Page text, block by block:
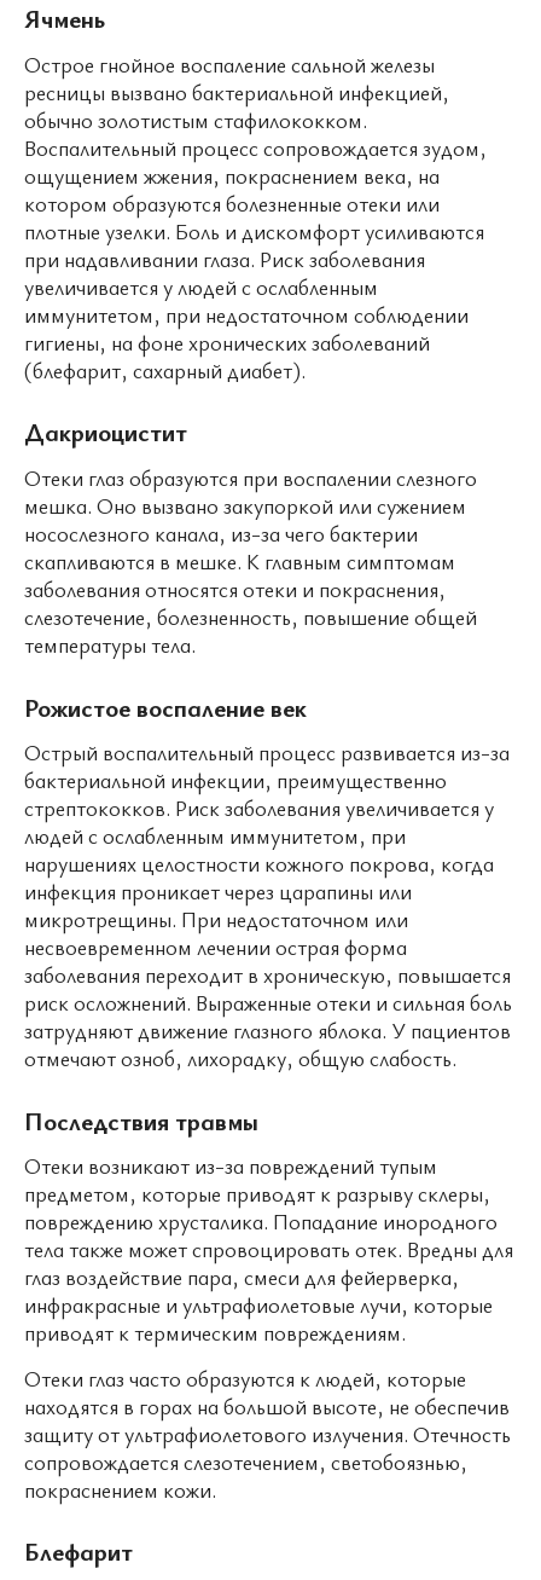
Ячмень
Острое гнойное воспаление сальной железы
ресницы вызвано бактериальной инфекцией,
обычно золотистым стафилококком.
Воспалительный процесс сопровождается зудом,
ощущением жжения, покраснением века, на
котором образуются болезненные отеки или
плотные узелки. Боль и дискомфорт усиливаются
при надавливании глаза. Риск заболевания
увеличивается у людей с ослабленным
иммунитетом, при недостаточном соблюдении
гигиены, на фоне хронических заболеваний
(блефарит, сахарный диабет).
Дакриоцистит
Отеки глаз образуются при воспалении слезного
мешка. Оно вызвано закупоркой или сужением
носослезного канала, из-за чего бактерии
скапливаются в мешке. К главным симптомам
заболевания относятся отеки и покраснения,
слезотечение, болезненность, повышение общей
температуры тела.
Рожистое воспаление век
Острый воспалительный процесс развивается из-за
бактериальной инфекции, преимущественно
стрептококков. Риск заболевания увеличивается у
людей с ослабленным иммунитетом, при
нарушениях целостности кожного покрова, когда
инфекция проникает через царапины или
микротрещины. При недостаточном или
несвоевременном лечении острая форма
заболевания переходит в хроническую, повышается
риск осложнений. Выраженные отеки и сильная боль
затрудняют движение глазного яблока. У пациентов
отмечают озноб, лихорадку, общую слабость.
Последствия травмы
Отеки возникают из-за повреждений тупым
предметом, которые приводят к разрыву склеры,
повреждению хрусталика. Попадание инородного
тела также может спровоцировать отек. Вредны для
глаз воздействие пара, смеси для фейерверка,
инфракрасные и ультрафиолетовые лучи, которые
приводят к термическим повреждениям.
Отеки глаз часто образуются к людей, которые
находятся в горах на большой высоте, не обеспечив
защиту от ультрафиолетового излучения. Отечность
сопровождается слезотечением, светобоязнью,
покраснением кожи.
Блефарит